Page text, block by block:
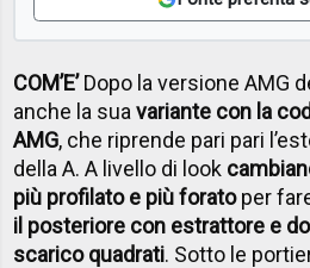
COM’E’Dopo la versione AMG
anche la suavariante con la
AMG, che riprende pari pari
della A. A livello di look
più profilato e più foratoper
il posteriore con estrattore e
scarico quadrati. Sotto le